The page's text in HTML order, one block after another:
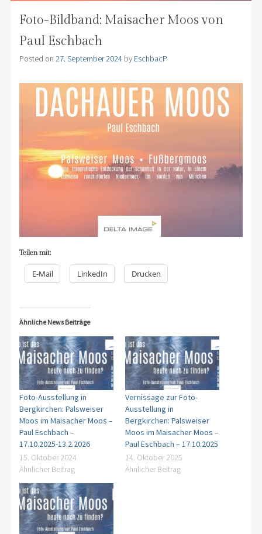
Foto-Bildband: Maisacher Moos von
Paul Eschbach
Posted on 27. September 2024by EschbacP
Teilen mit:
E-Mail LinkedIn Drucken
Ähnliche News Beiträge
Foto-Ausstellung in
Bergkirchen: Palsweiser
Moos im Maisacher Moos –
Paul Eschbach –
17.10.2025-13.2.2026
15. Oktober 2024
Ähnlicher Beitrag
Vernissage zur Foto-
Ausstellung in
Bergkirchen: Palsweiser
Moos im Maisacher Moos –
Paul Eschbach – 17.10.2025
14. Oktober 2025
Ähnlicher Beitrag